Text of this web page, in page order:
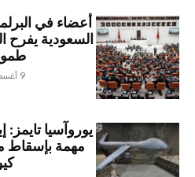
أعضاء في
السعودية يفرح
9 أغسطس، 2026
يوروآسيا
مهمة
كيو-9